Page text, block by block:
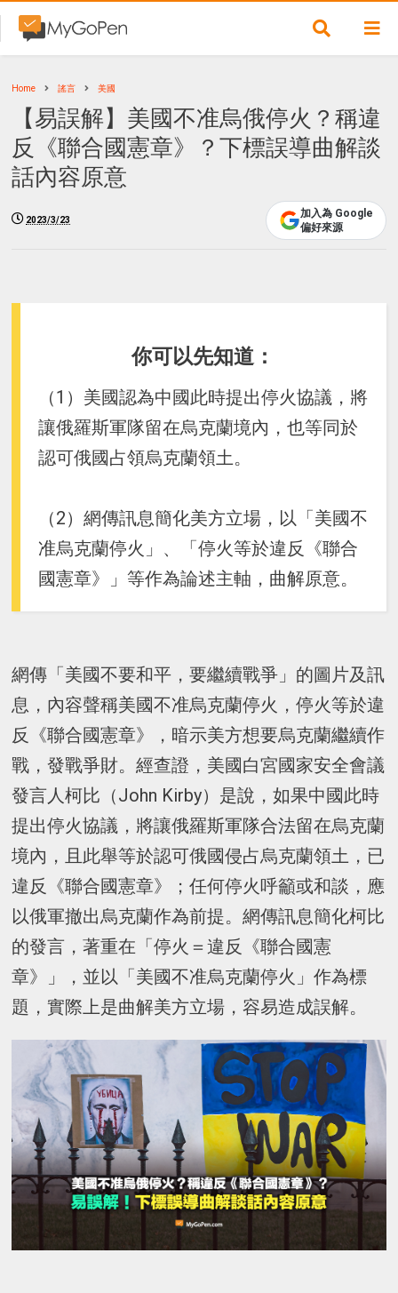
Home 謠言 美國
【易誤解】美國不准烏俄停火？稱違
反《聯合國憲章》？下標誤導曲解談
話內容原意
2023/3/23
加入為 Google
偏好來源
你可以先知道：
（1）美國認為中國此時提出停火協議，將
讓俄羅斯軍隊留在烏克蘭境內，也等同於
認可俄國占領烏克蘭領土。
（2）網傳訊息簡化美方立場，以「美國不
准烏克蘭停火」、「停火等於違反《聯合
國憲章》」等作為論述主軸，曲解原意。
網傳「美國不要和平，要繼續戰爭」的圖片及訊
息，內容聲稱美國不准烏克蘭停火，停火等於違
反《聯合國憲章》，暗示美方想要烏克蘭繼續作
戰，發戰爭財。經查證，美國白宮國家安全會議
發言人柯比（John Kirby）是說，如果中國此時
提出停火協議，將讓俄羅斯軍隊合法留在烏克蘭
境內，且此舉等於認可俄國侵占烏克蘭領土，已
違反《聯合國憲章》；任何停火呼籲或和談，應
以俄軍撤出烏克蘭作為前提。網傳訊息簡化柯比
的發言，著重在「停火＝違反《聯合國憲
章》」，並以「美國不准烏克蘭停火」作為標
題，實際上是曲解美方立場，容易造成誤解。